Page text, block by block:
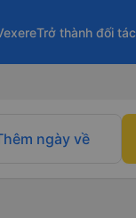
Trở thành đối tác
ngày về